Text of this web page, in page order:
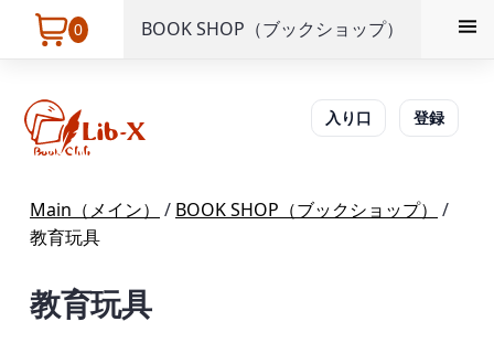
0 BOOK SHOP（ブックショップ）
入り口 登録
Main（メイン） / BOOK SHOP（ブックショップ）
/
教育玩具
教育玩具